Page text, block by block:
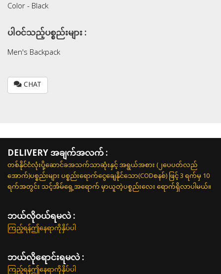
Color - Black
ပါဝင်သည့်ပစ္စည်းများ :
Men's Backpack
CHAT
DELIVERY အချက်အလက် :
တစ်နိုင်ငံလုံးပို့ဆောင်ခအသက်သာဆုံးနှင့် အရွယ်အစား (၂ပေပတ်လည်
အောက်)ပစ္စည်းများ ပစ္စည်းရောက်ငွေချေနိုင်သော(CODစနစ်) ဖြင့် 3 ရက်မှ 10
ရက်အတွင်း သင့်အိမ်ရှေ့အရောက် မှာယူတဲ့ပစ္စည်းလေး ရောက်ရှိလာပါမယ်။
ဘယ်လို၀ယ်ရမလဲ :
ကြည့်ရန်ဤနေရာကိုနှိပ်ပါ
ဘယ်လိုရောင်းရမလဲ :
ကြည့်ရန်ဤနေရာကိုနှိပ်ပါ